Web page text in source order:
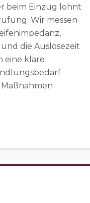
beim Einzug lohnt
Wir messen
die Auslösezeit
eine klare